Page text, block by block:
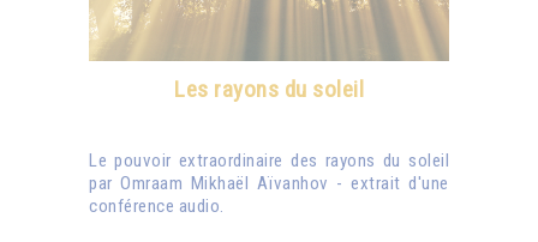
Les rayons du soleil
Le pouvoir extraordinaire des rayons du soleil
par Omraam Mikhaël Aïvanhov - extrait d'une
conférence audio.